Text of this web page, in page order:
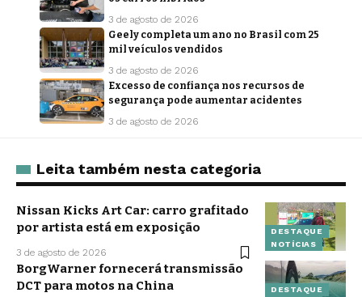
3 de agosto de 2026
Geely completa um ano no Brasil com 25
mil veículos vendidos
3 de agosto de 2026
Excesso de confiança nos recursos de
segurança pode aumentar acidentes
3 de agosto de 2026
Leita também nesta categoria
DESTAQUE
NOTÍCIAS
Nissan Kicks Art Car: carro grafitado
por artista está em exposição
3 de agosto de 2026
DESTAQUE
BorgWarner fornecerá transmissão
DCT para motos na China